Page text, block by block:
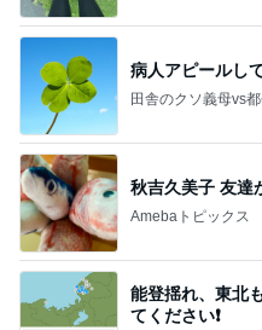
病人アピールし
田舎のクソ義母vs
秋吉久美子 友達
Amebaトピックス
能登揺れ、東北
てください❗️